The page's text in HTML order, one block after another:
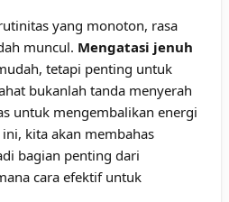
yang monoton, rasa
muncul. Mengatasi jenuh
tetapi penting untuk
bukanlah tanda menyerah
untuk mengembalikan energi
kita akan membahas
bagian penting dari
cara efektif untuk